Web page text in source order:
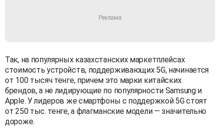
Так, на популярных казахстанских маркетплейсах
стоимость устройств, поддерживающих 5G, начинается
от 100 тысяч тенге, причем это марки китайских
брендов, а не лидирующие по популярности Samsung и
Apple. У лидеров же смартфоны с поддержкой 5G стоят
от 250 тыс. тенге, а флагманские модели — значительно
дороже.